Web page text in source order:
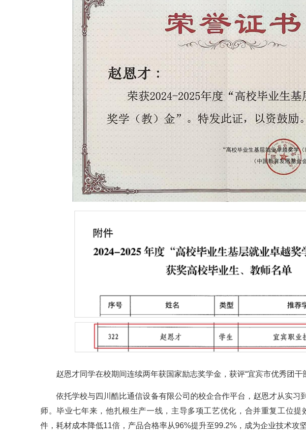
赵恩才同学在校期间连续两年获国家励志奖学金，获评“宜宾市优秀团干
依托学校与四川酷比通信设备有限公司的校企合作平台，赵恩才从实习
师。毕业七年来，他扎根生产一线，主导多项工艺优化，合并重复工位提
件，耗材成本降低11倍，产品合格率从96%提升至99.2%，成为企业技术攻坚